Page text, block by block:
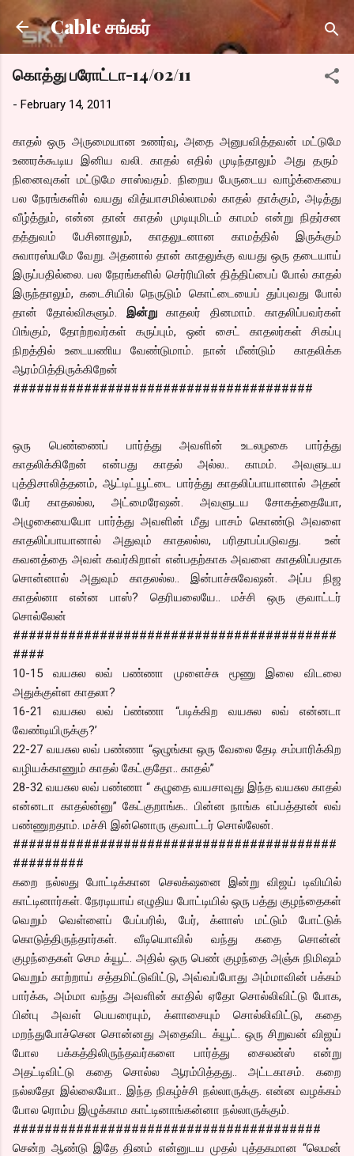
Skip to main content
Cable சங்கர்
கொத்து பரோட்டா-14/02/11
- February 14, 2011
காதல் ஒரு அருமையான உணர்வு, அதை அனுபவித்தவன் மட்டுமே
உணரக்கூடிய இனிய வலி. காதல் எதில் முடிந்தாலும் அது தரும்
நினைவுகள் மட்டுமே சாஸ்வதம். நிறைய பேருடைய வாழ்க்கையை
பல நேரங்களில் வயது வித்யாசமில்லாமல் காதல் தாக்கும், அடித்து
வீழ்த்தும், என்ன தான் காதல் முடியுமிடம் காமம் என்று நிதர்சன
தத்துவம் பேசினாலும், காதலுடனான காமத்தில் இருக்கும்
சுவாரஸ்யமே வேறு. அதனால் தான் காதலுக்கு வயது ஒரு தடையாய்
இருப்பதில்லை. பல நேரங்களில் செர்ரியின் தித்திப்பைப் போல் காதல்
இருந்தாலும், கடைசியில் நெருடும் கொட்டையைப் துப்புவது போல்
தான் தோல்விகளும். இன்றுகாதலர் தினமாம். காதலிப்பவர்கள்
பிங்கும், தோற்றவர்கள் கருப்பும், ஒன் சைட் காதலர்கள் சிகப்பு
நிறத்தில் உடையணிய வேண்டுமாம். நான் மீண்டும் காதலிக்க
ஆரம்பித்திருக்கிறேன்
######################################
ஒரு பெண்ணைப் பார்த்து அவளின் உடலழகை பார்த்து
காதலிக்கிறேன் என்பது காதல் அல்ல.. காமம். அவளுடய
புத்திசாலித்தனம், ஆட்டிட்யூட்டை பார்த்து காதலிப்பாயானால் அதன்
பேர் காதலல்ல, அட்மைரேஷன். அவளுடய சோகத்தையோ,
அழுகையையோ பார்த்து அவளின் மீது பாசம் கொண்டு அவளை
காதலிப்பாயானால் அதுவும் காதலல்ல, பரிதாபப்படுவது. உன்
கவனத்தை அவள் கவர்கிறாள் என்பதற்காக அவளை காதலிப்பதாக
சொன்னால் அதுவும் காதலல்ல.. இன்பாச்சுவேஷன். அப்ப நிஜ
காதல்னா என்ன பாஸ்? தெரியலையே.. மச்சி ஒரு குவாட்டர்
சொல்லேன்
#########################################
####
10-15 வயசுல லவ் பண்ணா முளைச்சு மூணு இலை விடலை
அதுக்குள்ள காதலா?
16-21 வயசுல லவ் ப்ண்ணா “படிக்கிற வயசுல லவ் என்னடா
வேண்டியிருக்கு?’
22-27 வயசுல லவ் பண்ணா “ஒழுங்கா ஒரு வேலை தேடி சம்பாரிக்கிற
வழியக்காணும் காதல் கேட்குதோ.. காதல்”
28-32 வயசுல லவ் பண்ணா “ கழுதை வயசாவுது இந்த வயசுல காதல்
என்னடா காதல்ன்னு” கேட்குறாங்க.. பின்ன நாங்க எப்பத்தான் லவ்
பண்ணுறதாம். மச்சி இன்னொரு குவாட்டர் சொல்லேன்.
#########################################
#########
கறை நல்லது போட்டிக்கான செலக்‌ஷனை இன்று விஜய் டிவியில்
காட்டினார்கள். நேரடியாய் எழுதிய போட்டியில் ஒரு பத்து குழந்தைகள்
வெறும் வெள்ளைப் பேப்பரில், பேர், க்ளாஸ் மட்டும் போட்டுக்
கொடுத்திருந்தார்கள். வீடியொவில் வந்து கதை சொன்ன்
குழந்தைகள் செம க்யூட். அதில் ஒரு பெண் குழந்தை அஞ்சு நிமிஷம்
வெறும் காற்றாய் சத்தமிட்டுவிட்டு, அவ்வப்போது அம்மாவின் பக்கம்
பார்க்க, அம்மா வந்து அவளின் காதில் ஏதோ சொல்லிவிட்டு போக,
பின்பு அவள் பெயரையும், க்ளாசையும் சொல்லிவிட்டு, கதை
மறந்துபோச்சென சொன்னது அதைவிட க்யூட். ஒரு சிறுவன் விஜய்
போல பக்கத்திலிருந்தவர்களை பார்த்து சைலன்ஸ் என்று
அதட்டிவிட்டு கதை சொல்ல ஆரம்பித்தது.. அட்டகாசம். கறை
நல்லதோ இல்லையோ.. இந்த நிகழ்ச்சி நல்லாருக்கு. என்ன வழக்கம்
போல ரொம்ப இழுக்காம காட்டினாங்கன்னா நல்லாருக்கும்.
#######################################
சென்ற ஆண்டு இதே தினம் என்னுடய முதல் புத்தகமான “லெமன்